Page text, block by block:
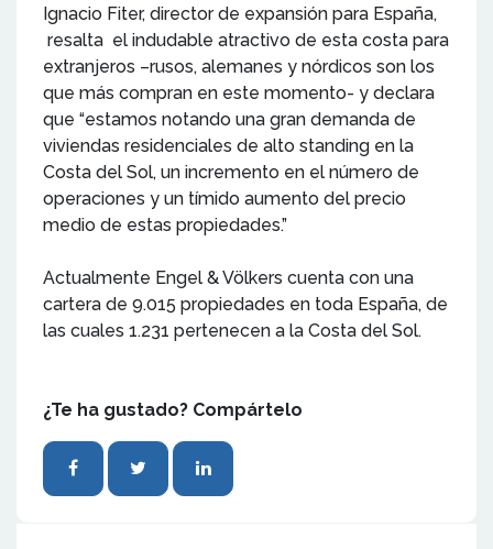
Ignacio Fiter, director de expansión para España,
resalta el indudable atractivo de esta costa para
extranjeros –rusos, alemanes y nórdicos son los
que más compran en este momento- y declara
que “estamos notando una gran demanda de
viviendas residenciales de alto standing en la
Costa del Sol, un incremento en el número de
operaciones y un tímido aumento del precio
medio de estas propiedades.”
Actualmente Engel & Völkers cuenta con una
cartera de 9.015 propiedades en toda España, de
las cuales 1.231 pertenecen a la Costa del Sol.
¿Te ha gustado? Compártelo